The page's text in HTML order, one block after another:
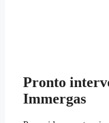
Pronto
Immergas